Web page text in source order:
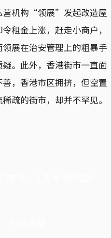
营机构“领展”发起改造屋
租金上涨，赶走小商户，
展在治安管理上的粗暴手
。此外，香港街市一直面
，香港市区拥挤，但空置
疏的街市，却并不罕见。